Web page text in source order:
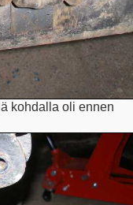
kohdalla oli ennen